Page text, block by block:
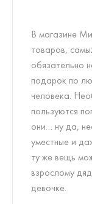
В магазине
товаров,
обязательно
подарок по
человека.
пользуются
они… ну да,
уместные и
ту же вещь
взрослому
девочке.